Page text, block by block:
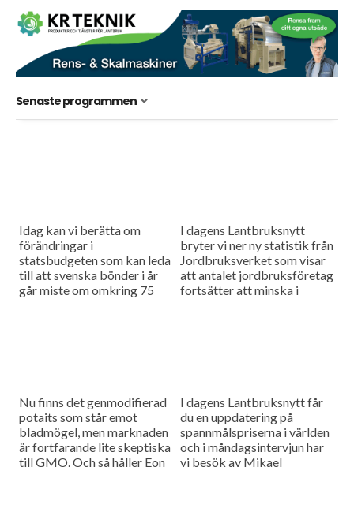
Senaste programmen
Idag kan vi berätta om
förändringar i
statsbudgeten som kan leda
till att svenska bönder i år
går miste om omkring 75
I dagens Lantbruksnytt
bryter vi ner ny statistik från
Jordbruksverket som visar
att antalet jordbruksföretag
fortsätter att minska i
Nu finns det genmodifierad
potaits som står emot
bladmögel, men marknaden
är fortfarande lite skeptiska
till GMO. Och så håller Eon
I dagens Lantbruksnytt får
du en uppdatering på
spannmålspriserna i världen
och i måndagsintervjun har
vi besök av Mikael